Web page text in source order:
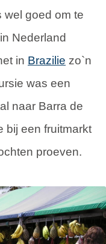
wel goed om te
Nederland
in Brazilie zo`n
was een
naar Barra de
bij een fruitmarkt
proeven.